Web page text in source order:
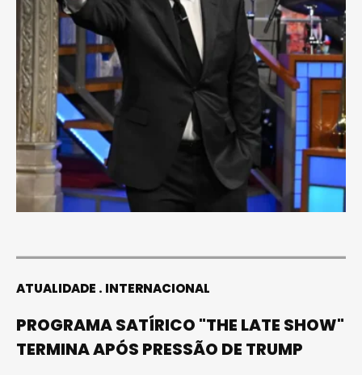
ATUALIDADE INTERNACIONAL
PROGRAMA SATÍRICO "THE LATE SHOW"
TERMINA APÓS PRESSÃO DE TRUMP